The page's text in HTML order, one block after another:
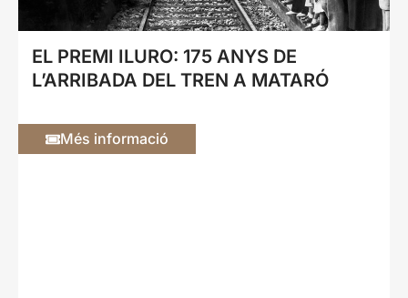
EL PREMI ILURO: 175 ANYS DE
L’ARRIBADA DEL TREN A MATARÓ
Més informació